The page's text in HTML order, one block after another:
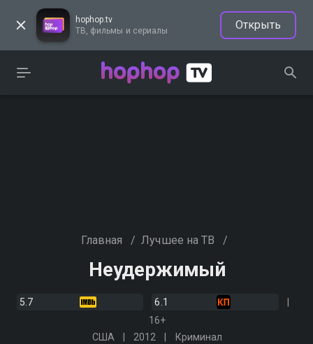
hophop.tv
ТВ, фильмы и сериалы
Открыть
Главная / Лучшее на ТВ /
Неудержимый
5.7
6.1
16+
США
2012 Криминал